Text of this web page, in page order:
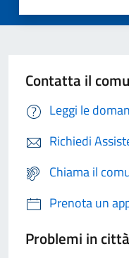
Contatta il
Leggi le
Richiedi
Chiama il
Prenota un
Problemi in città